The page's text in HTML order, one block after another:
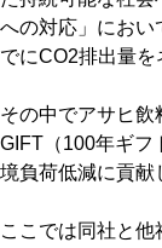
への対応」におい
でにCO2排出量を
その中でアサヒ
GIFT（100年ギフ
境負荷低減に貢献
ここでは同社と